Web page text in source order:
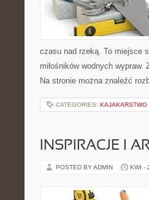
czasu nad rzeką. To miejsce
miłośników wodnych
Na stronie można znaleźć
CATEGORIES: KAJAKARSTWO
INSPIRACJE I
POSTED BY ADMIN KWI -